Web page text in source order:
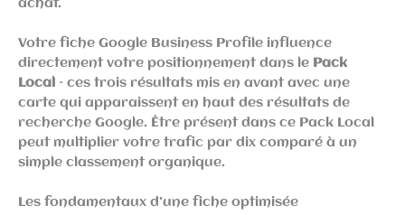
achat.
Votre fiche Google Business Profile influence
directement votre positionnement dans le Pack
Local – ces trois résultats mis en avant avec une
carte qui apparaissent en haut des résultats de
recherche Google. Être présent dans ce Pack Local
peut multiplier votre trafic par dix comparé à un
simple classement organique.
Les fondamentaux d’une fiche optimisée